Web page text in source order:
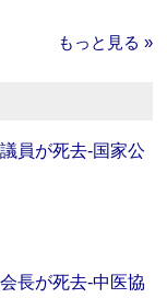
もっと見る »
員が死去‐国家公
長が死去‐中医協